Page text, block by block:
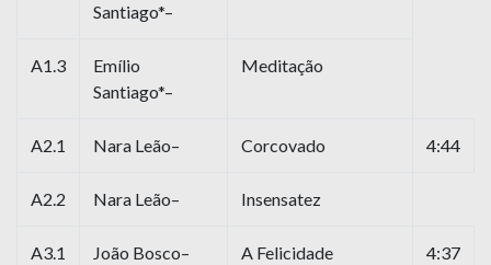
Santiago*–
A1.3
Emílio
Santiago*–
Meditação
A2.1 Nara Leão– Corcovado 4:44
A2.2 Nara Leão– Insensatez
A3.1 João Bosco– A Felicidade 4:37